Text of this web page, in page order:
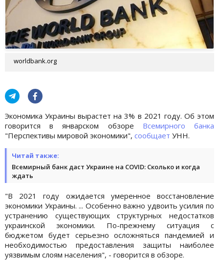
worldbank.org
Экономика Украины вырастет на 3% в 2021 году. Об этом
говорится в январском обзоре Всемирного банка
"Перспективы мировой экономики", сообщает УНН.
Читай также:
Всемирный банк даст Украине на COVID: Сколько и когда
ждать
"В 2021 году ожидается умеренное восстановление
экономики Украины. ... Особенно важно удвоить усилия по
устранению существующих структурных недостатков
украинской экономики. По-прежнему ситуация с
бюджетом будет серьезно осложняться пандемией и
необходимостью предоставления защиты наиболее
уязвимым слоям населения", - говорится в обзоре.